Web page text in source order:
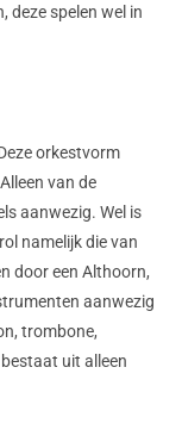
deze spelen wel in
orkestvorm
van de
aanwezig. Wel is
namelijk die van
door een Althoorn,
aanwezig
trombone,
uit alleen